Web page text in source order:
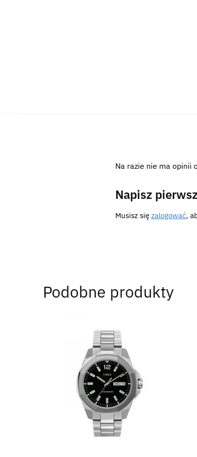
Na razie nie ma opinii
Napisz
Musisz się zalogować,
Podobne produkty